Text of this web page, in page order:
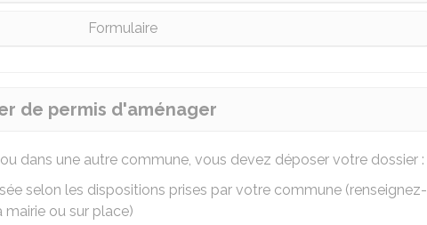
Formulaire
de permis d'aménager
dans une autre commune, vous devez déposer votre dossier :
selon les dispositions prises par votre commune (renseignez-
mairie ou sur place)